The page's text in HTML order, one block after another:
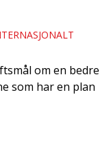
om en bedre
som har en plan